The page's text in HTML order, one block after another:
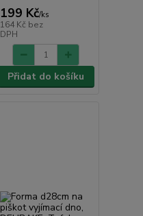
199 Kč/ks
164 Kč bez
DPH
Přidat do košíku